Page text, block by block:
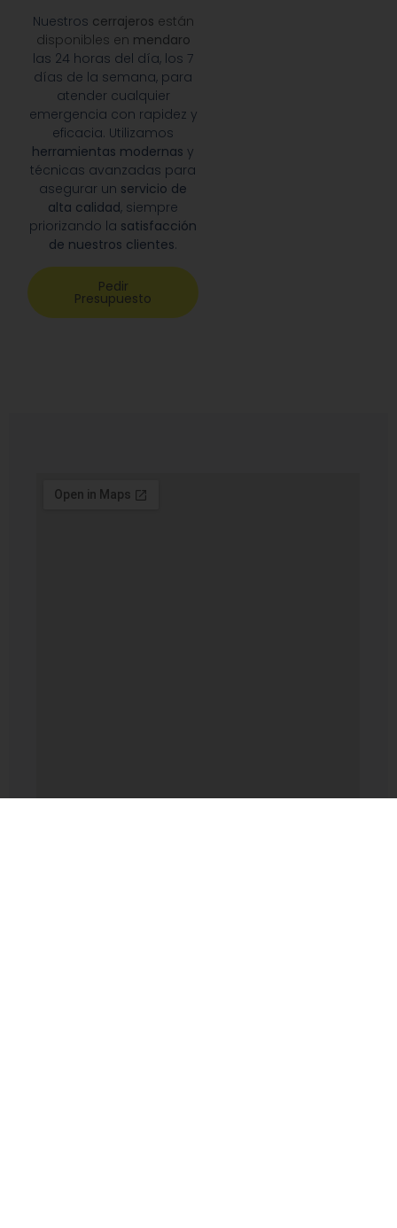
Nuestros cerrajeros están
disponibles en mendaro
las 24 horas del día, los 7
días de la semana, para
atender cualquier
emergencia con rapidez y
eficacia. Utilizamos
herramientas modernas y
técnicas avanzadas para
asegurar un servicio de
alta calidad, siempre
priorizando la satisfacción
de nuestros clientes.
Pedir
Presupuesto